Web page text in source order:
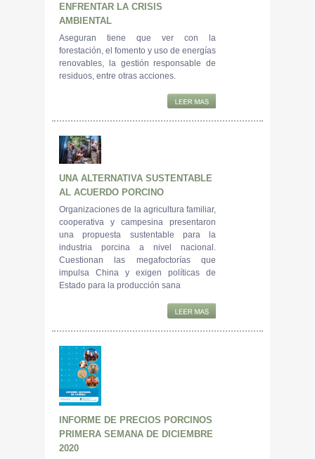
ENFRENTAR LA CRISIS
AMBIENTAL
Aseguran tiene que ver con la
forestación, el fomento y uso de energías
renovables, la gestión responsable de
residuos, entre otras acciones.
UNA ALTERNATIVA SUSTENTABLE
AL ACUERDO PORCINO
Organizaciones de la agricultura familiar,
cooperativa y campesina presentaron
una propuesta sustentable para la
industria porcina a nivel nacional.
Cuestionan las megafoctorías que
impulsa China y exigen políticas de
Estado para la producción sana
INFORME DE PRECIOS PORCINOS
PRIMERA SEMANA DE DICIEMBRE
2020